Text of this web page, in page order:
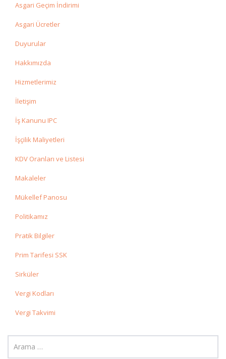
Asgari Geçim İndirimi
Asgari Ücretler
Duyurular
Hakkımızda
Hizmetlerimiz
İletişim
İş Kanunu IPC
İşçilik Maliyetleri
KDV Oranları ve Listesi
Makaleler
Mükellef Panosu
Politikamız
Pratik Bilgiler
Prim Tarifesi SSK
Sirküler
Vergi Kodları
Vergi Takvimi